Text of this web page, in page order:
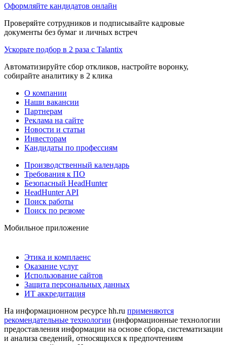
Оформляйте кандидатов онлайн
Проверяйте сотрудников и подписывайте кадровые
документы без бумаг и личных встреч
Ускорьте подбор в 2 раза с Talantix
Автоматизируйте сбор откликов, настройте воронку,
собирайте аналитику в 2 клика
О компании
Наши вакансии
Партнерам
Реклама на сайте
Новости и статьи
Инвесторам
Кандидаты по профессиям
Производственный календарь
Требования к ПО
Безопасный HeadHunter
HeadHunter API
Поиск работы
Поиск по резюме
Мобильное приложение
Этика и комплаенс
Оказание услуг
Использование сайтов
Защита персональных данных
ИТ аккредитация
На информационном ресурсе hh.ru применяются
рекомендательные технологии (информационные технологии
предоставления информации на основе сбора, систематизации
и анализа сведений, относящихся к предпочтениям